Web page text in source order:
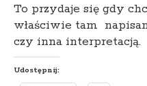
To przydaje się gdy
właściwie tam
czy inna interpretacją.
Udostępnij: